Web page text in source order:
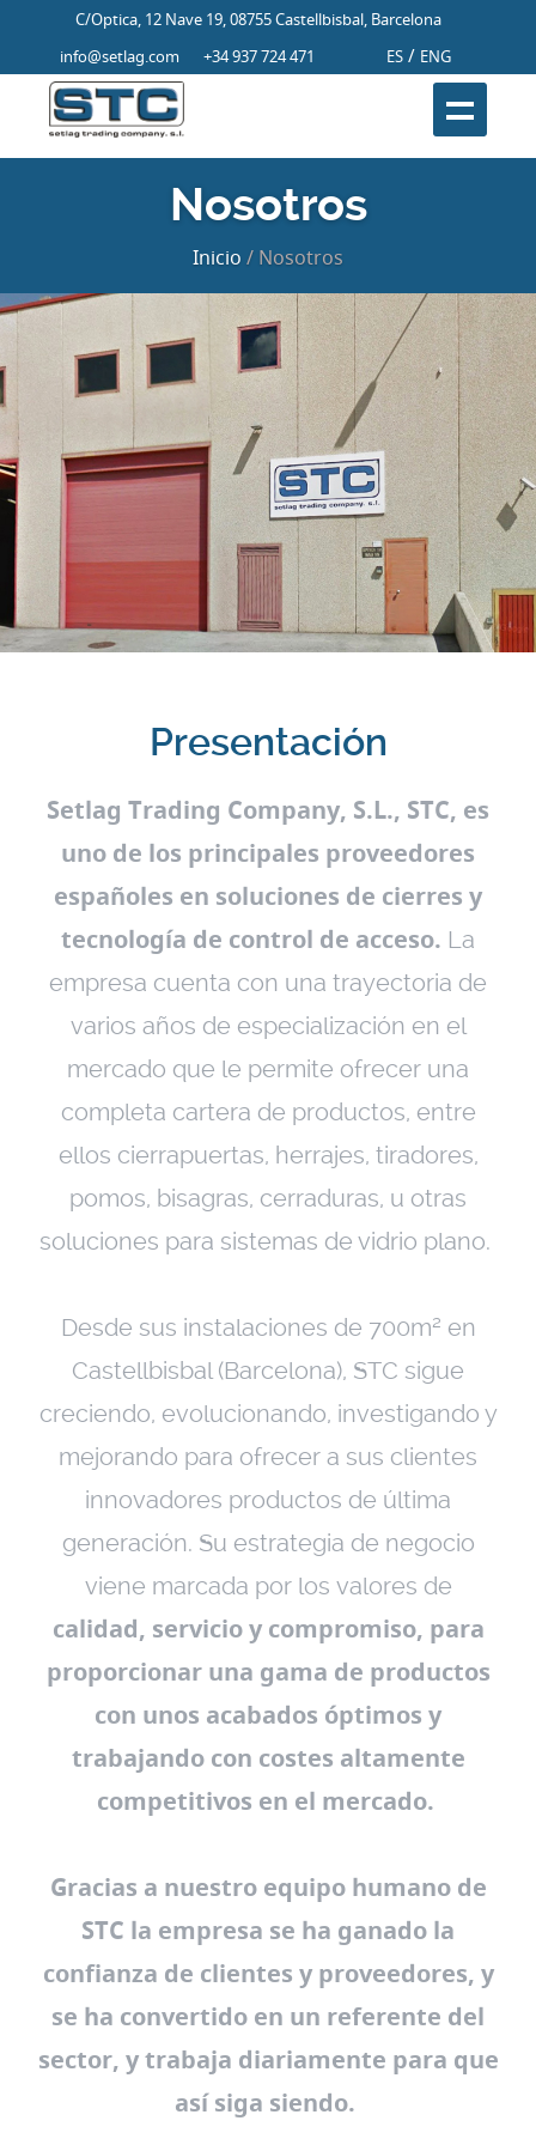
C/Optica, 12 Nave 19, 08755 Castellbisbal, Barcelona
info@setlag.com
+34 937 724 471 ES / ENG
Nosotros
Inicio / Nosotros
Presentación
Setlag Trading Company, S.L., STC, es
uno de los principales proveedores
españoles en soluciones de cierres y
tecnología de control de acceso. La
empresa cuenta con una trayectoria de
varios años de especialización en el
mercado que le permite ofrecer una
completa cartera de productos, entre
ellos cierrapuertas, herrajes, tiradores,
pomos, bisagras, cerraduras, u otras
soluciones para sistemas de vidrio plano.
Desde sus instalaciones de 700m² en
Castellbisbal (Barcelona), STC sigue
creciendo, evolucionando, investigando y
mejorando para ofrecer a sus clientes
innovadores productos de última
generación. Su estrategia de negocio
viene marcada por los valores de
calidad, servicio y compromiso, para
proporcionar una gama de productos
con unos acabados óptimos y
trabajando con costes altamente
competitivos en el mercado.
Gracias a nuestro equipo humanode
STC la empresa se ha ganado la
confianza de clientes y proveedores, y
se ha convertido en un referente del
sector, y trabaja diariamente para que
así siga siendo.